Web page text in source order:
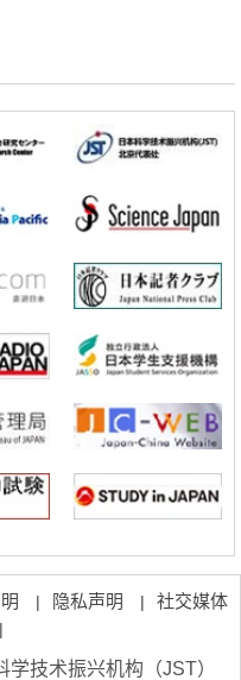
自我复制系统，有望实现携
建网络将其打造为下一代社会
拓展社会公众创造力，依托
质探针的高效开发成为可能
自我复制系统，有望实现携
| 隐私声明 | 社交媒体
|
技术振兴机构（JST）